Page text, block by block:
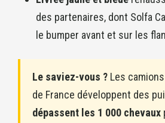
des partenaires, dont Solfa
le bumper avant et sur les
Le saviez-vous ? Les
de France développent des
dépassent les 1 000 chevaux